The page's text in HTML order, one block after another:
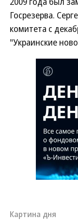
Госрезерва.
комитета с
"Украинские
Картина дня